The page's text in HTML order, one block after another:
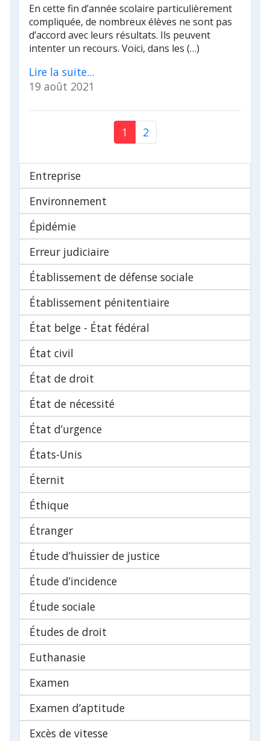
En cette fin d’année scolaire particulièrement
compliquée, de nombreux élèves ne sont pas
d’accord avec leurs résultats. Ils peuvent
intenter un recours. Voici, dans les (…)
Lire la suite...
19 août 2021
1 2
Entreprise
Environnement
Épidémie
Erreur judiciaire
Établissement de défense sociale
Établissement pénitentiaire
État belge - État fédéral
État civil
État de droit
État de nécessité
État d’urgence
États-Unis
Éternit
Éthique
Étranger
Étude d’huissier de justice
Étude d’incidence
Étude sociale
Études de droit
Euthanasie
Examen
Examen d’aptitude
Excès de vitesse